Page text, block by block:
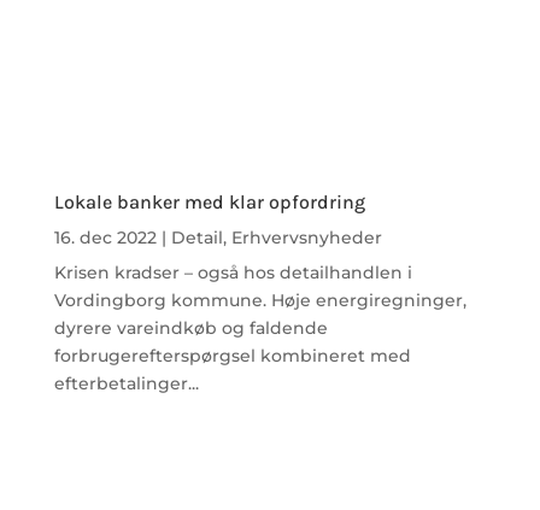
Lokale banker med klar opfordring
16. dec 2022| Detail, Erhvervsnyheder
Krisen kradser – også hos detailhandlen i
Vordingborg kommune. Høje energiregninger,
dyrere vareindkøb og faldende
forbrugerefterspørgsel kombineret med
efterbetalinger...